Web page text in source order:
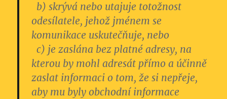
b) skrývá nebo utajuje totožnost
odesílatele, jehož jménem se
komunikace uskutečňuje, nebo
c) je zaslána bez platné adresy, na
kterou by mohl adresát přímo a účinně
zaslat informaci o tom, že si nepřeje,
aby mu byly obchodní informace